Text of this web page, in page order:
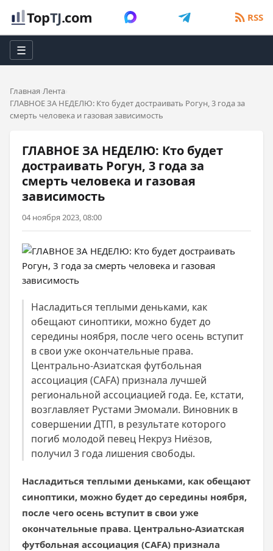
TopTJ.com RSS
☰
Главная Лента
ГЛАВНОЕ ЗА НЕДЕЛЮ: Кто будет достраивать Рогун, 3 года за
смерть человека и газовая зависимость
ГЛАВНОЕ ЗА НЕДЕЛЮ: Кто будет
достраивать Рогун, 3 года за
смерть человека и газовая
зависимость
04 ноября 2023, 08:00
Насладиться теплыми деньками, как
обещают синоптики, можно будет до
середины ноября, после чего осень вступит
в свои уже окончательные права.
Центрально-Азиатская футбольная
ассоциация (CAFA) признала лучшей
региональной ассоциацией года. Ее, кстати,
возглавляет Рустами Эмомали. Виновник в
совершении ДТП, в результате которого
погиб молодой певец Некруз Ниёзов,
получил 3 года лишения свободы.
Насладиться теплыми деньками, как обещают
синоптики, можно будет до середины ноября,
после чего осень вступит в свои уже
окончательные права. Центрально-Азиатская
футбольная ассоциация (CAFA) признала